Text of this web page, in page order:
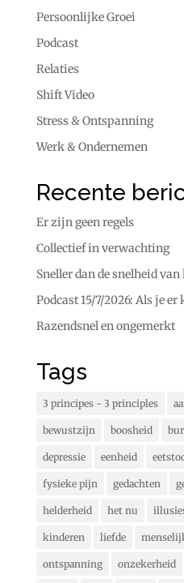
Persoonlijke Groei
Podcast
Relaties
Shift Video
Stress & Ontspanning
Werk & Ondernemen
Recente
Er zijn geen regels
Collectief in verwachting
Sneller dan de snelheid van
Podcast 15/7/2026: Als je er
Razendsnel en ongemerkt
Tags
3 principes - 3 principles
bewustzijn boosheid
depressie eenheid
fysieke pijn gedachten
helderheid het nu
kinderen liefde
ontspanning onzekerheid